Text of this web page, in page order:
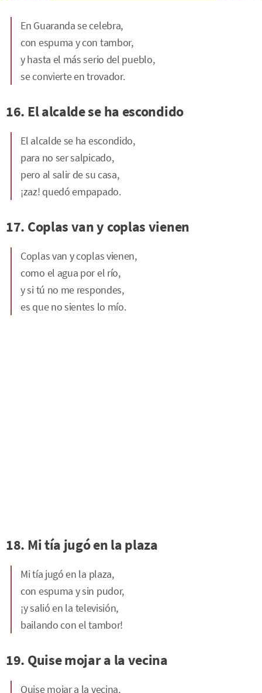
En Guaranda se celebra,
con espuma y con tambor,
y hasta el más serio del pueblo,
se convierte en trovador.
16. El alcalde se ha escondido
El alcalde se ha escondido,
para no ser salpicado,
pero al salir de su casa,
¡zaz! quedó empapado.
17. Coplas van y coplas vienen
Coplas van y coplas vienen,
como el agua por el río,
y si tú no me respondes,
es que no sientes lo mío.
18. Mi tía jugó en la plaza
Mi tía jugó en la plaza,
con espuma y sin pudor,
¡y salió en la televisión,
bailando con el tambor!
19. Quise mojar a la vecina
Quise mojar a la vecina,